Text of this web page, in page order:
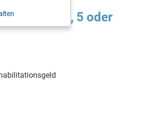
69 Abs. 2, 3, 5 oder